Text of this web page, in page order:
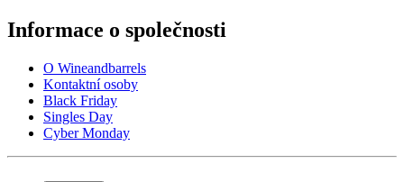
Informace o společnosti
O Wineandbarrels
Kontaktní osoby
Black Friday
Singles Day
Cyber Monday